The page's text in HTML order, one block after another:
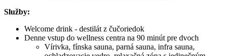
Služby:
Welcome drink - destilát z čučoriedok
Denne vstup do wellness centra na 90 minút pre dvoch
Vírivka, fínska sauna, parná sauna, infra sauna,